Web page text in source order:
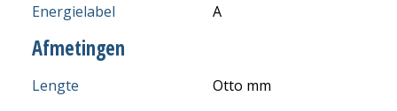
Energielabel
A
Afmetingen
Lengte
Otto mm